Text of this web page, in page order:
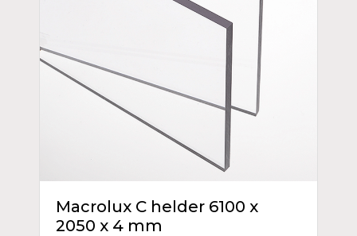
Macrolux C helder 6100 x
2050 x 4 mm